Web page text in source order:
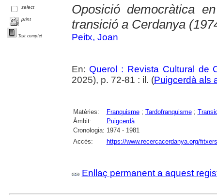
select
print
Text complet
Oposició democràtica
transició a Cerdanya
Peitx, Joan
En: Querol : Revista Cultural de
2025), p. 72-81 : il. (Puigcerdà als
Matèries: Franquisme; Tardofranquisme;
Àmbit:
Puigcerdà
Cronologia: 1974 - 1981
Accés:
https://www.recercacerdanya.org/
Enllaç permanent a aquest